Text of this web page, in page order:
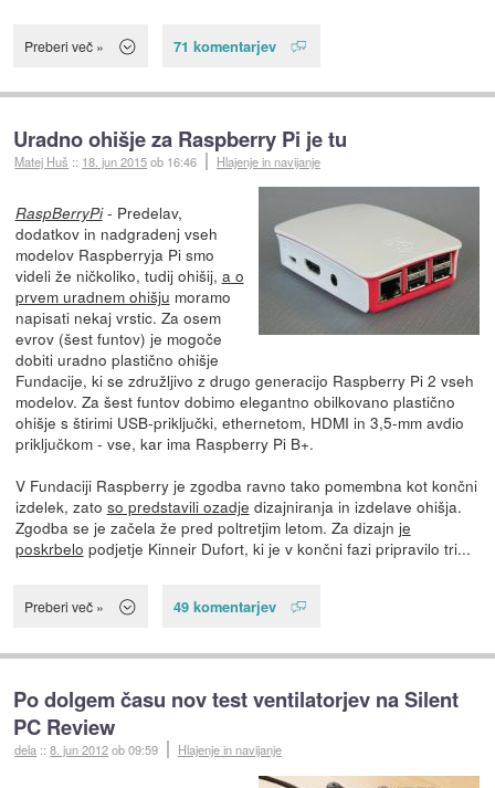
Preberi več » 71 komentarjev
Uradno ohišje za Raspberry Pi je tu
Matej Huš :: 18. jun 2015ob 16:46 Hlajenje in navijanje
RaspBerryPi- Predelav,
dodatkov in nadgradenj vseh
modelov Raspberryja Pi smo
videli že ničkoliko, tudij ohišij, a o
prvem uradnem ohišju moramo
napisati nekaj vrstic. Za osem
evrov (šest funtov) je mogoče
dobiti uradno plastično ohišje
Fundacije, ki se združljivo z drugo generacijo Raspberry Pi 2 vseh
modelov. Za šest funtov dobimo elegantno obilkovano plastično
ohišje s štirimi USB-priključki, ethernetom, HDMI in 3,5-mm avdio
priključkom - vse, kar ima Raspberry Pi B+.
V Fundaciji Raspberry je zgodba ravno tako pomembna kot končni
izdelek, zato so predstavili ozadje dizajniranja in izdelave ohišja.
Zgodba se je začela že pred poltretjim letom. Za dizajn je
poskrbelo podjetje Kinneir Dufort, ki je v končni fazi pripravilo tri...
Preberi več » 49 komentarjev
Po dolgem času nov test ventilatorjev na Silent
PC Review
dela ::8. jun 2012ob 09:59 Hlajenje in navijanje